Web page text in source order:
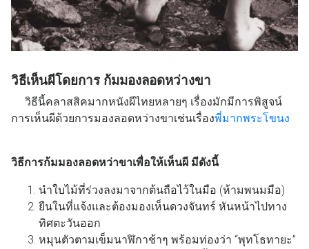
วิธีเห็นผีโดยการ ก้มมองลอดหว่างขา
วิธีนี้คลาสสิคมากหนังผีไทยหลายๆ เรื่องมักมีการพิสูจน์
การเห็นผีด้วยการมองลอดหว่างขาเช่นเรื่องพี่มากพระโขนง
วิธีการก้มมองลอดหว่าขาเพื่อให้เห็นผี มีดังนี้
นำใบไม้ที่ร่วงลงมาจากต้นถือไว้ในมือ (ห้ามพนมมือ)
ยืนในที่แจ้งและต้องมองเห็นดวงจันทร์ หันหน้าไปทาง
ทิศตะวันออก
หมุนตัวตามเข็มนาฬิกาช้าๆ พร้อมท่องว่า “พุทโธทายะ”